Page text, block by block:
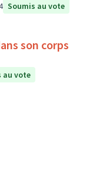
Soumis au vote
au vote